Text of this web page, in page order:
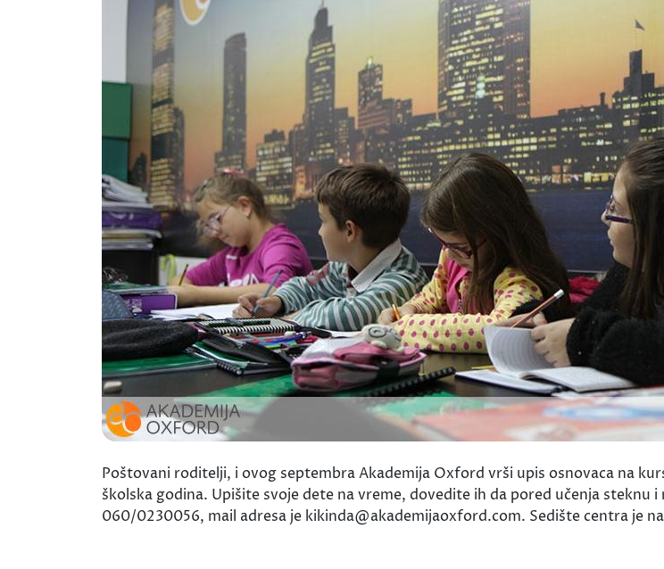
Poštovani roditelji, i ovog septembra Akademija Oxford vrši upis osnovaca na
školska godina. Upišite svoje dete na vreme, dovedite ih da pored učenja
060/0230056, mail adresa je kikinda@akademijaoxford.com. Sedište centra je